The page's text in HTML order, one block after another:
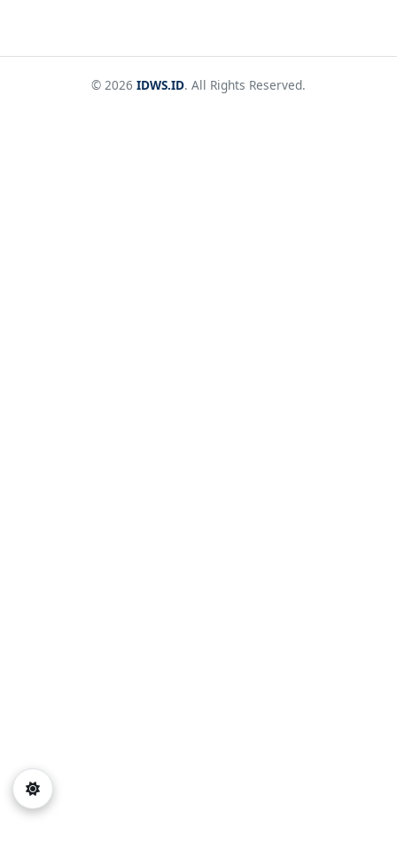
© 2026 IDWS.ID. All Rights Reserved.